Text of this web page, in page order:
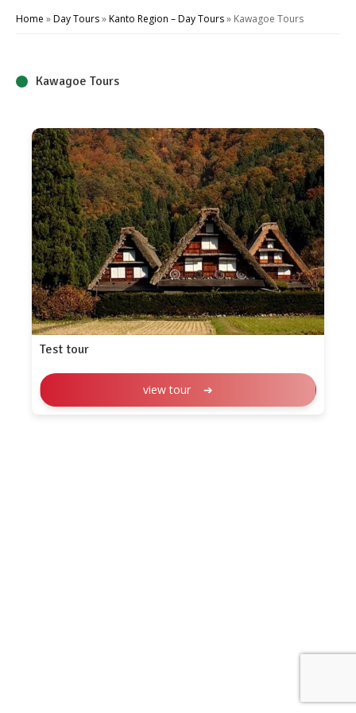
Home »Day Tours»Kanto Region – Day Tours» Kawagoe Tours
Kawagoe Tours
Test tour
view tour